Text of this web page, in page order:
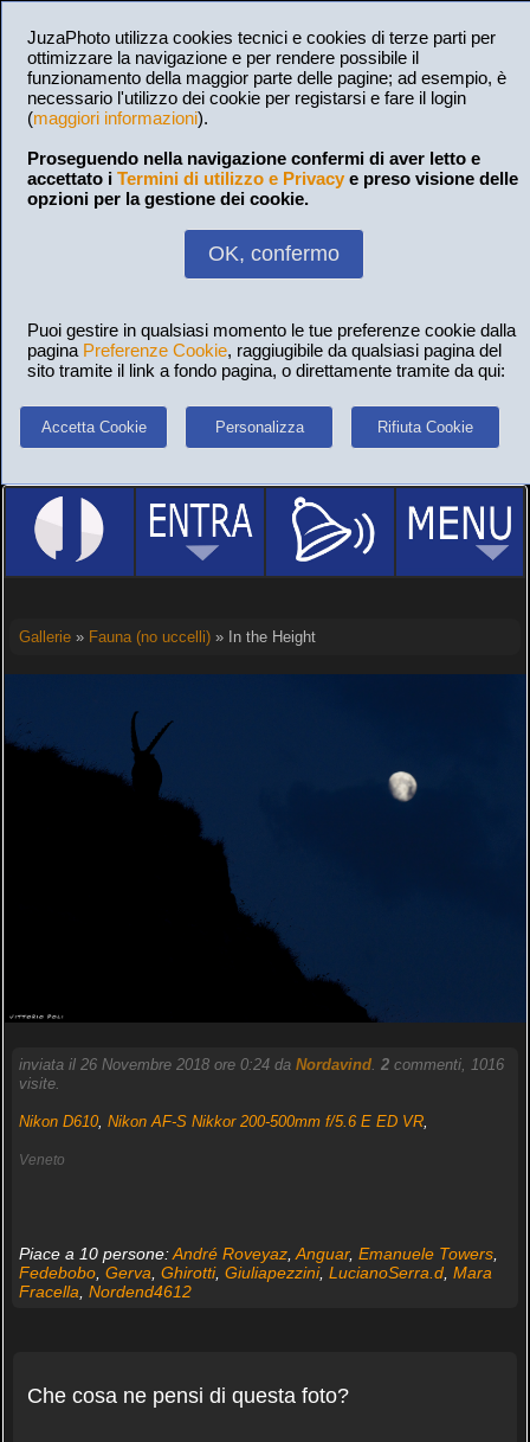
JuzaPhoto utilizza cookies tecnici e cookies di terze parti per
ottimizzare la navigazione e per rendere possibile il
funzionamento della maggior parte delle pagine; ad esempio, è
necessario l'utilizzo dei cookie per registarsi e fare il login
(maggiori informazioni).
Proseguendo nella navigazione confermi di aver letto e
accettato i Termini di utilizzo e Privacy e preso visione delle
opzioni per la gestione dei cookie.
OK, confermo
Puoi gestire in qualsiasi momento le tue preferenze cookie dalla
pagina Preferenze Cookie, raggiugibile da qualsiasi pagina del
sito tramite il link a fondo pagina, o direttamente tramite da qui:
Accetta Cookie Personalizza Rifiuta Cookie
Gallerie» Fauna (no uccelli)» In the Height
inviata il 26 Novembre 2018 ore 0:24 da Nordavind. 2commenti, 1016
visite.
Nikon D610, Nikon AF-S Nikkor 200-500mm f/5.6 E ED VR,
Veneto
Piace a 10 persone:André Roveyaz,Anguar, Emanuele Towers,
Fedebobo, Gerva, Ghirotti, Giuliapezzini, LucianoSerra.d, Mara
Fracella, Nordend4612
Che cosa ne pensi di questa foto?